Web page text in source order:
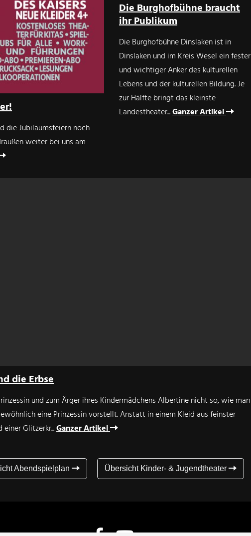
die Jubiläumsfeiern noch
weiter bei uns am
Die Burghofbühne braucht
ihr Publikum
Die Burghofbühne Dinslaken ist in
Dinslaken und im Kreis Wesel ein fester
und wichtiger Anker des kulturellen
Lebens und der kulturellen Bildung. Je
zur Hälfte bringt das kleinste
Landestheater...Ganzer Artikel
die Erbse
und zum Ärger ihres Kindermädchens Albertine nicht so, wie man
eine Prinzessin vorstellt. Anstatt in einem Kleid aus feinster
einer Glitzerkr...Ganzer Artikel
Abendspielplan Übersicht Kinder- & Jugendtheater